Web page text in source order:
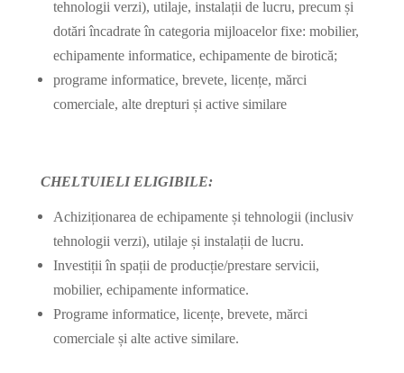
tehnologii verzi), utilaje, instalații de lucru, precum și
dotări încadrate în categoria mijloacelor fixe: mobilier,
echipamente informatice, echipamente de birotică;
programe informatice, brevete, licențe, mărci
comerciale, alte drepturi și active similare
CHELTUIELI ELIGIBILE:
Achiziționarea de echipamente și tehnologii (inclusiv
tehnologii verzi), utilaje și instalații de lucru.
Investiții în spații de producție/prestare servicii,
mobilier, echipamente informatice.
Programe informatice, licențe, brevete, mărci
comerciale și alte active similare.